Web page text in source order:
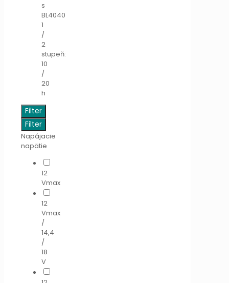
s
BL4040
1
/
2
stupeň:
10
/
20
h
Filter
Filter
Napájacie
napätie
12
Vmax
12
Vmax
/
14,4
/
18
V